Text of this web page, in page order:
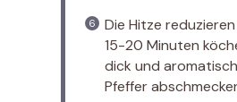
Die Hitze
15-20 Minuten
dick und
Pfeffer